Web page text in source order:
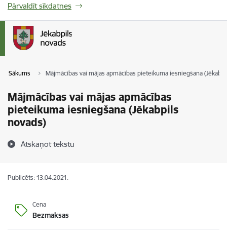
Pārvaldīt sīkdatnes
Sākums Mājmācības vai mājas apmācības pieteikuma iesniegšana
Mājmācības vai mājas apmācības
pieteikuma iesniegšana (Jēkabpils
novads)
Atskaņot tekstu
Publicēts: 13.04.2021.
Cena
Bezmaksas